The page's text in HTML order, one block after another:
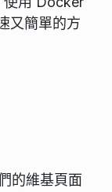
又簡單的方
的維基頁面